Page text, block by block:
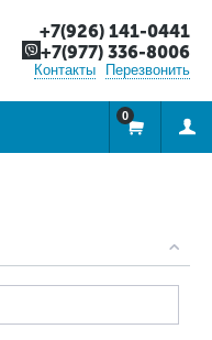
+7(926) 141-0441
+7(977) 336-8006
Контакты Перезвонить
0